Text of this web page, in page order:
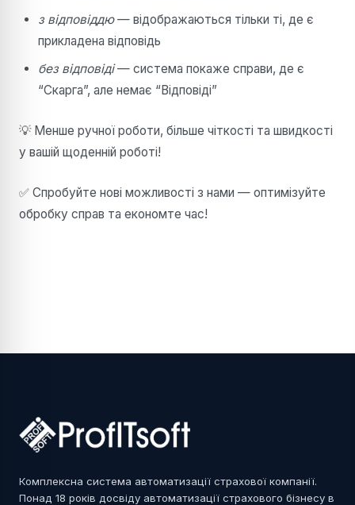
з відповіддю— відображаються тільки ті, де є
прикладена відповідь
без відповіді— система покаже справи, де є
“Скарга”, але немає “Відповіді”
💡 Менше ручної роботи, більше чіткості та швидкості
у вашій щоденній роботі!
✅ Спробуйте нові можливості з нами — оптимізуйте
обробку справ та економте час!
Комплексна система автоматизації страхової компанії.
Понад 18 років досвіду автоматизації страхового бізнесу в